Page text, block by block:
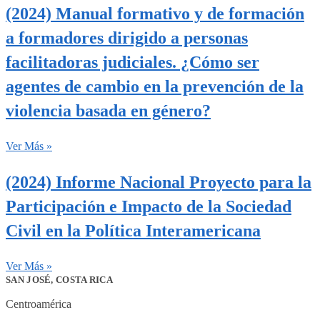
(2024) Manual formativo y de formación
a formadores dirigido a personas
facilitadoras judiciales. ¿Cómo ser
agentes de cambio en la prevención de la
violencia basada en género?
Ver Más »
(2024) Informe Nacional Proyecto para la
Participación e Impacto de la Sociedad
Civil en la Política Interamericana
Ver Más »
SAN JOSÉ, COSTA RICA
Centroamérica